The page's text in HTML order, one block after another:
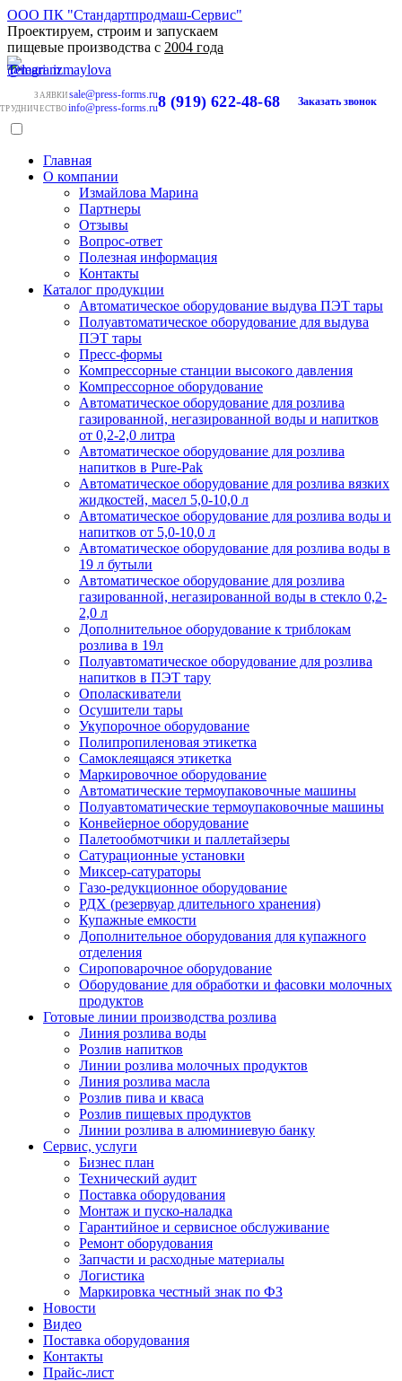
ООО ПК "Стандартпродмаш-Сервис"
Проектируем, строим и запускаем
пищевые производства с 2004 года
ЗАЯВКИ sale@press-forms.ru
info@press-forms.ru8 (919) 622-48-68 Заказать звонок
Главная
О компании
Измайлова Марина
Партнеры
Отзывы
Вопрос-ответ
Полезная информация
Контакты
Каталог продукции
Автоматическое оборудование выдува ПЭТ тары
Полуавтоматическое оборудование для выдува
ПЭТ тары
Пресс-формы
Компрессорные станции высокого давления
Компрессорное оборудование
Автоматическое оборудование для розлива
газированной, негазированной воды и напитков
от 0,2-2,0 литра
Автоматическое оборудование для розлива
напитков в Pure-Pak
Автоматическое оборудование для розлива вязких
жидкостей, масел 5,0-10,0 л
Автоматическое оборудование для розлива воды и
напитков от 5,0-10,0 л
Автоматическое оборудование для розлива воды в
19 л бутыли
Автоматическое оборудование для розлива
газированной, негазированной воды в стекло 0,2-
2,0 л
Дополнительное оборудование к триблокам
розлива в 19л
Полуавтоматическое оборудование для розлива
напитков в ПЭТ тару
Ополаскиватели
Осушители тары
Укупорочное оборудование
Полипропиленовая этикетка
Самоклеящаяся этикетка
Маркировочное оборудование
Автоматические термоупаковочные машины
Полуавтоматические термоупаковочные машины
Конвейерное оборудование
Палетообмотчики и паллетайзеры
Сатурационные установки
Миксер-сатураторы
Газо-редукционное оборудование
РДХ (резервуар длительного хранения)
Купажные емкости
Дополнительное оборудования для купажного
отделения
Сироповарочное оборудование
Оборудование для обработки и фасовки молочных
продуктов
Готовые линии производства розлива
Линия розлива воды
Розлив напитков
Линии розлива молочных продуктов
Линия розлива масла
Розлив пива и кваса
Розлив пищевых продуктов
Линии розлива в алюминиевую банку
Сервис, услуги
Бизнес план
Технический аудит
Поставка оборудования
Монтаж и пуско-наладка
Гарантийное и сервисное обслуживание
Ремонт оборудования
Запчасти и расходные материалы
Логистика
Маркировка честный знак по ФЗ
Новости
Видео
Поставка оборудования
Контакты
Прайс-лист